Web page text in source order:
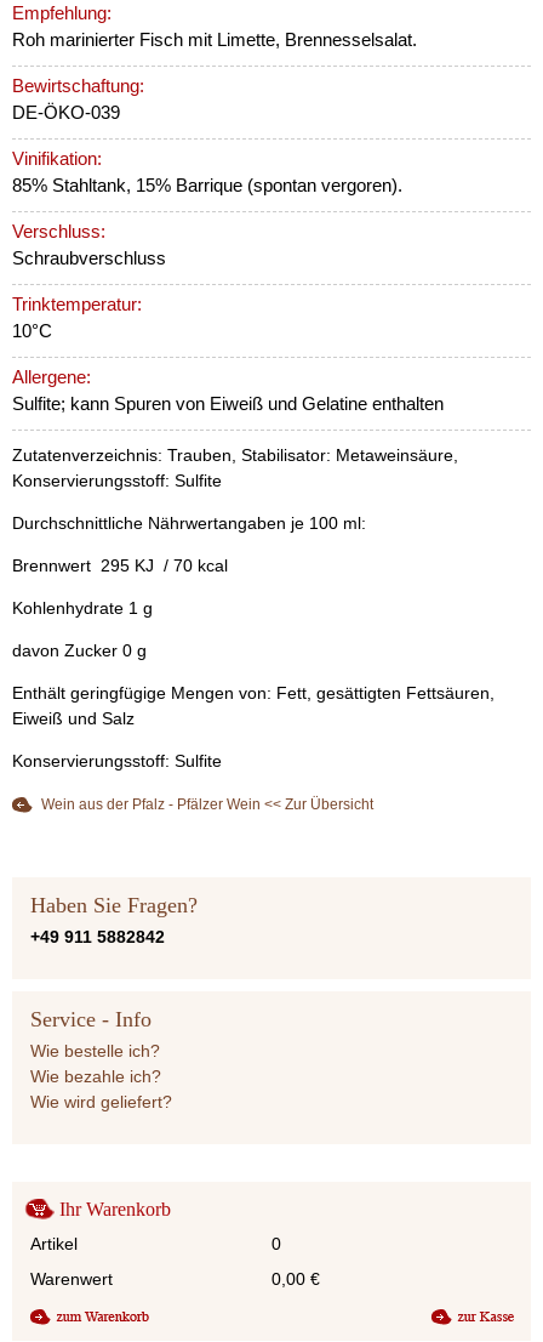
Empfehlung:
Roh marinierter Fisch mit Limette, Brennesselsalat.
Bewirtschaftung:
DE-ÖKO-039
Vinifikation:
85% Stahltank, 15% Barrique (spontan vergoren).
Verschluss:
Schraubverschluss
Trinktemperatur:
10°C
Allergene:
Sulfite; kann Spuren von Eiweiß und Gelatine enthalten
Zutatenverzeichnis: Trauben, Stabilisator: Metaweinsäure,
Konservierungsstoff: Sulfite
Durchschnittliche Nährwertangaben je 100 ml:
Brennwert 295 KJ / 70 kcal
Kohlenhydrate 1 g
davon Zucker 0 g
Enthält geringfügige Mengen von: Fett, gesättigten Fettsäuren,
Eiweiß und Salz
Konservierungsstoff: Sulfite
Wein aus der Pfalz - Pfälzer Wein << Zur Übersicht
Haben Sie Fragen?
+49 911 5882842
Service - Info
Wie bestelle ich?
Wie bezahle ich?
Wie wird geliefert?
Ihr Warenkorb
Artikel
0
Warenwert
0,00 €